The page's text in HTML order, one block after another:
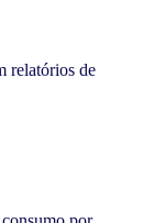
relatórios de